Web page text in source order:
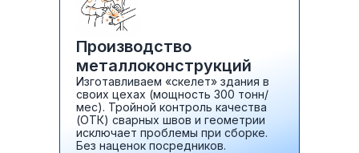
Производство
металлоконструкций
Изготавливаем «скелет» здания в
своих цехах (мощность 300 тонн/
мес). Тройной контроль качества
(ОТК) сварных швов и геометрии
исключает проблемы при сборке.
Без наценок посредников.